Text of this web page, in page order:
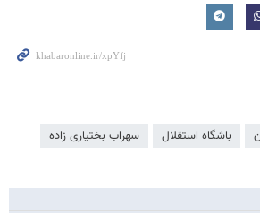
باشگاه استقلال سهراب بختیاری زاده